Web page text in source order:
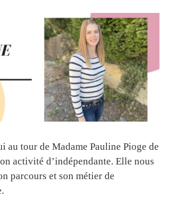
au tour de Madame Pauline Pioge de
activité d’indépendante. Elle nous
parcours et son métier de